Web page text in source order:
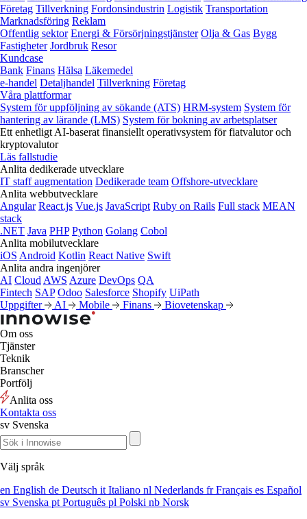
Företag Tillverkning Fordonsindustrin Logistik Transportation
Marknadsföring Reklam
Offentlig sektor Energi & Försörjningstjänster Olja & Gas Bygg
Fastigheter Jordbruk Resor
Kundcase
Bank Finans Hälsa Läkemedel
e‑handel Detaljhandel Tillverkning Företag
Våra plattformar
System för uppföljning av sökande (ATS) HRM-system System för
hantering av lärande (LMS) System för bokning av arbetsplatser
Ett enhetligt AI-baserat finansiellt operativsystem för fiatvalutor och
kryptovalutor
Läs fallstudie
Anlita dedikerade utvecklare
IT staff augmentation Dedikerade team Offshore-utvecklare
Anlita webbutvecklare
Angular React.js Vue.js JavaScript Ruby on Rails Full stack MEAN
stack
.NET Java PHP Python Golang Cobol
Anlita mobilutvecklare
iOS Android Kotlin React Native Swift
Anlita andra ingenjörer
AI Cloud AWS Azure DevOps QA
Fintech SAP Odoo Salesforce Shopify UiPath
Uppgifter
AI Mobile Finans Biovetenskap
Om oss
Tjänster
Teknik
Branscher
Portfölj
Anlita oss
Kontakta oss
sv Svenska
Välj språk
en English de Deutsch it Italiano nl Nederlands frFrançais es Español
sv Svenska pt Português pl Polski nb Norsk